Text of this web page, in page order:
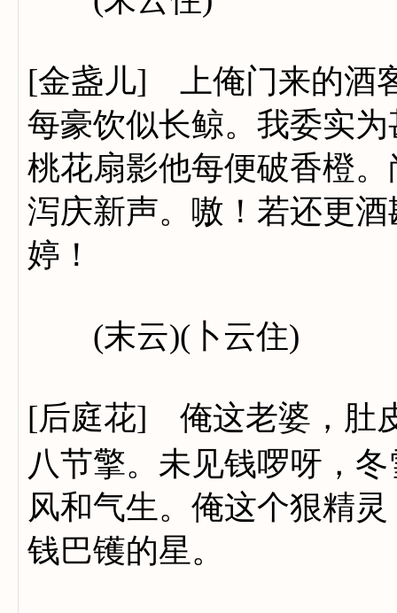
[金盏儿] 上俺门来的酒
每豪饮似长鲸。我委实
桃花扇影他每便破香橙
泻庆新声。嗷！若还更
婷！
(末云)(卜云住)
[后庭花] 俺这老婆，肚
八节擎。未见钱啰呀，
风和气生。俺这个狠精
钱巴镬的星。